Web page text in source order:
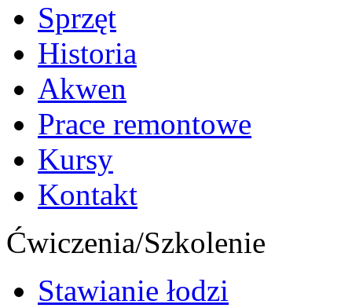
Sprzęt
Historia
Akwen
Prace remontowe
Kursy
Kontakt
Ćwiczenia/Szkolenie
Stawianie łodzi